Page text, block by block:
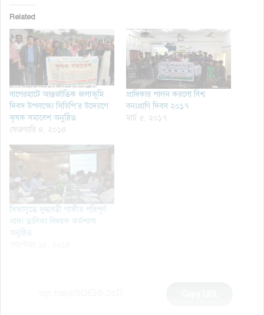
Related
বাগেরহাটে আন্তর্জাতিক জলাভূমি
দিবস উপলক্ষ্যে সিডিপি’র উদ্যোগে
কৃষক সমাবেশ অনুষ্ঠিত
ফেব্রুয়ারি ৪, ২০১৪
প্রাধিকার পালন করলো বিশ্ব
বন্যপ্রাণি দিবস ২০১৭
মার্চ ৫, ২০১৭
সিভাসুতে দুগ্ধবতী গাভীর পরিপূর্ণ
খাদ্য তালিকা বিষয়ক কর্মশালা
অনুষ্ঠিত